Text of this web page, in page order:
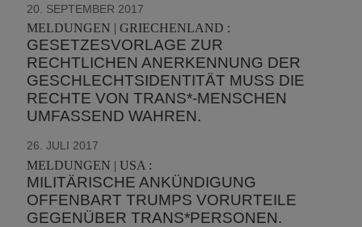
20. SEPTEMBER 2017
MELDUNGEN | GRIECHENLAND :
GESETZESVORLAGE ZUR
RECHTLICHEN ANERKENNUNG DER
GESCHLECHTSIDENTITÄT MUSS DIE
RECHTE VON TRANS*-MENSCHEN
UMFASSEND WAHREN.
26. JULI 2017
MELDUNGEN | USA :
MILITÄRISCHE ANKÜNDIGUNG
OFFENBART TRUMPS VORURTEILE
GEGENÜBER TRANS*PERSONEN.